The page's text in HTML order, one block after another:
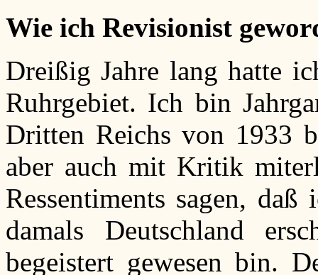
Wie ich Revisionist
Dreißig Jahre lang hatte
Ruhrgebiet. Ich bin
Dritten Reichs von 1933
aber auch mit Kritik
Ressentiments sagen,
damals Deutschland
begeistert gewesen bin.